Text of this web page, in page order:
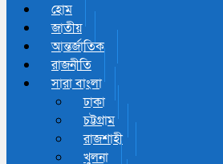
হোম
জাতীয়
আন্তর্জাতিক
রাজনীতি
সারা বাংলা
ঢাকা
চট্টগ্রাম
রাজশাহী
খুলনা